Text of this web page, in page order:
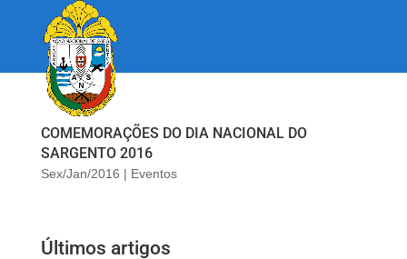
COMEMORAÇÕES DO DIA NACIONAL DO
SARGENTO 2016
Sex/Jan/2016 | Eventos
Últimos artigos